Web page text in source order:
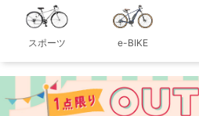
スポーツ e-BIKE